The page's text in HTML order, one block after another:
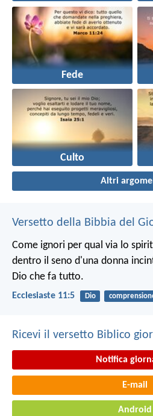
Fede
Culto
Altri
Versetto della Bibbia del
Come ignori per qual via lo
dentro il seno d'una donna
Dio che fa tutto.
Ecclesiaste 11:5 Dio
Ricevi il versetto Biblico
Notifica
E-mail
Android